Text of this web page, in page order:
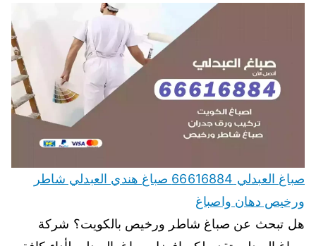
صباغ العبدلي 66616884 صباغ هندي العبدلي شاطر
ورخيص دهان واصباغ
هل تبحث عن صباغ شاطر ورخيص بالكويت؟ شركة